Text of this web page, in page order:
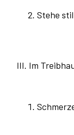
Stehe
III. Im